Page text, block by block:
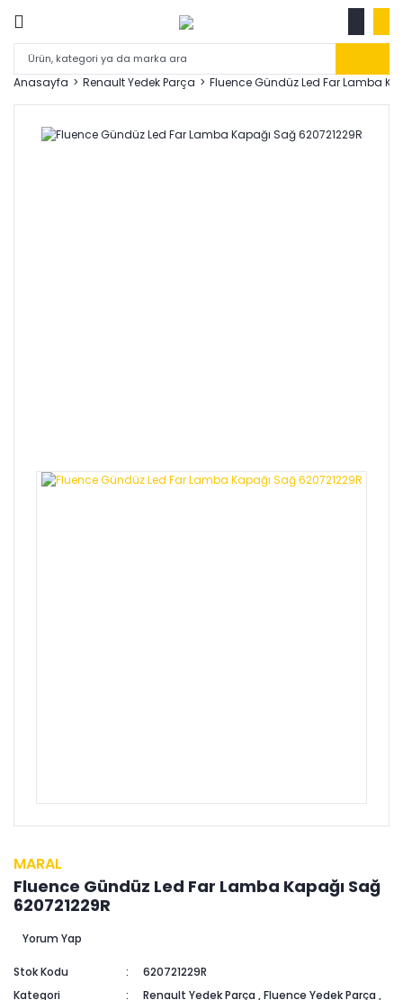
Anasayfa Renault Yedek Parça Fluence Gündüz Led Far Lamba
MARAL
Fluence Gündüz Led Far Lamba Kapağı Sağ
620721229R
Yorum Yap
Stok Kodu
620721229R
Kategori
Renault Yedek Parça ,Fluence Yedek Parça ,